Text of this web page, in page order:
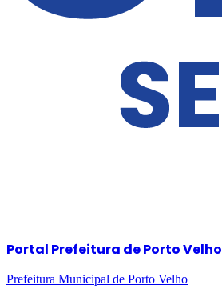
Portal Prefeitura de Porto Velho
Prefeitura Municipal de Porto Velho